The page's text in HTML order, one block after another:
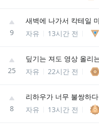
9
자유
13시간 전
25
자유
22시간 전
8
리하우가 너무 불쌍하다
자유
13시간 전